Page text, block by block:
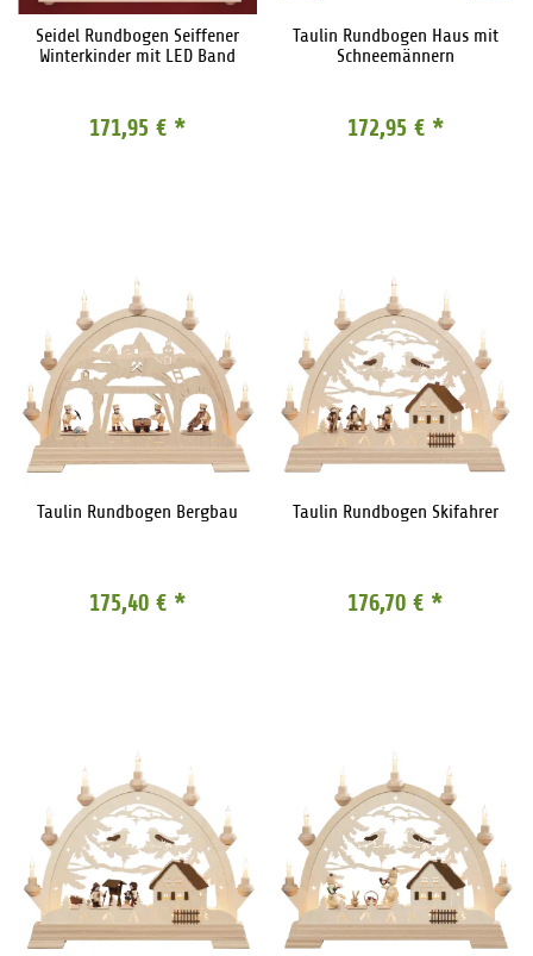
Seidel Rundbogen Seiffener
Winterkinder mit LED Band
171,95 € *
Taulin Rundbogen Haus mit
Schneemännern
172,95 € *
Taulin Rundbogen Bergbau
175,40 € *
Taulin Rundbogen Skifahrer
176,70 € *